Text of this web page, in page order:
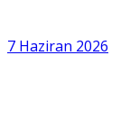
7 Haziran 2026